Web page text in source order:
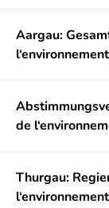
Aargau:
de
Thurgau: